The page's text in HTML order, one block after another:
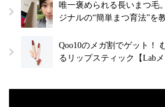
唯一褒められる長いまつ毛
ジナルの“簡単まつ育法”を
Qoo10のメガ割でゲット！
るリップスティック【Lab